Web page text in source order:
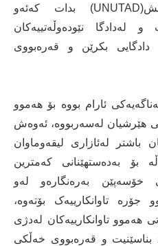
لیکۆڵینەو لەتاوانەکانی داعش(UNUTAD) بدات کەئەو
و لەدادگا نێودەوڵەتییەکان
دادگایی بکرێن و قەرەبووی
ئارام بووە بۆ هه‌موو
هێرشیان لەسەربووه‌، ئەوەش
باشتر لەئازاری لیقەوماوان
بۆ بەدەستهێنانی کەمترین
خۆسەپێن بەرەنگارەو لەو
تاوانکارییەک بۆتەوە،
هەموو تاوانکارییەکان لەدژی
بناسێنیت و قەرەبووی خەڵکی